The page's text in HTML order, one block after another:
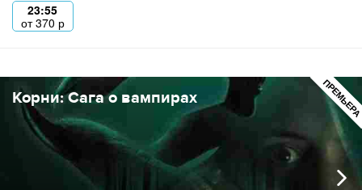
23:55
от370 р
Корни: Сага о вампирах